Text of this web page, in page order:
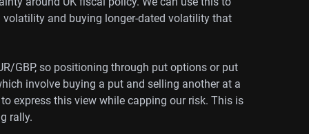
and buying longer-dated volatility that
GBP, so positioning through put options or put
involve buying a put and selling another at a
express this view while capping our risk. This is
rally.